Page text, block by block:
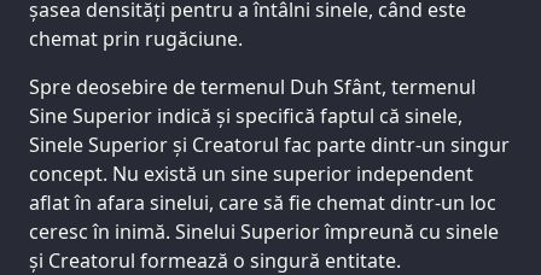
șasea densități pentru a întâlni sinele, când este
chemat prin rugăciune.
Spre deosebire de termenul Duh Sfânt, termenul
Sine Superior indică și specifică faptul că sinele,
Sinele Superior și Creatorul fac parte dintr-un singur
concept. Nu există un sine superior independent
aflat în afara sinelui, care să fie chemat dintr-un loc
ceresc în inimă. Sinelui Superior împreună cu sinele
și Creatorul formează o singură entitate.